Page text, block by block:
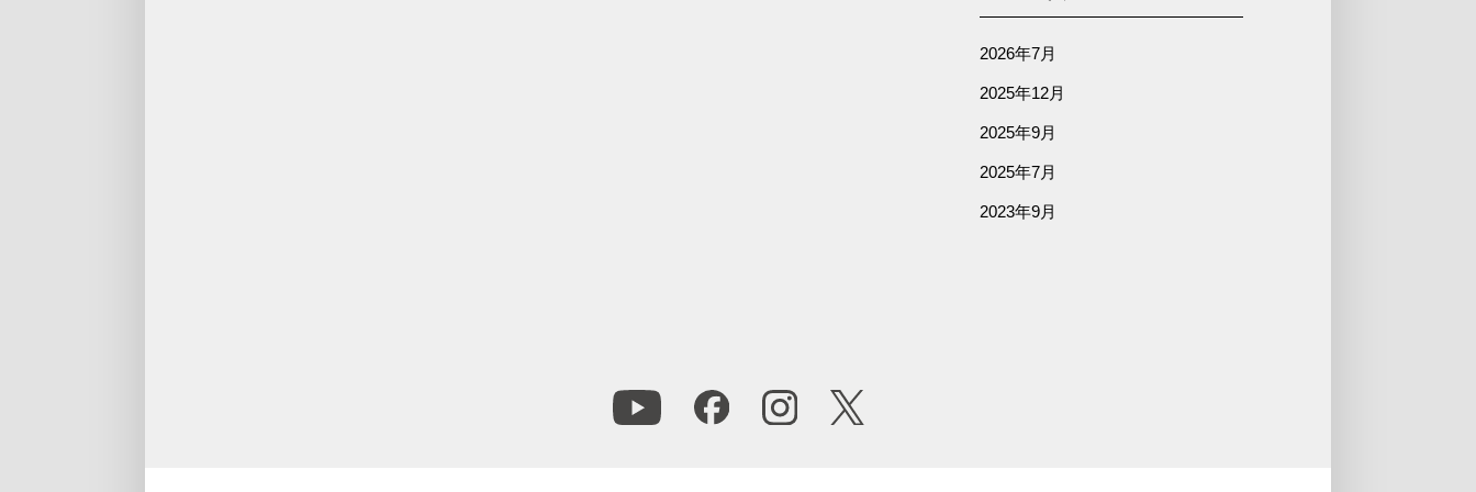
2026年7月
2025年12月
2025年9月
2025年7月
2023年9月